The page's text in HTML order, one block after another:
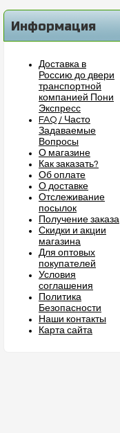
Информация
Доставка в
Россию до двери
транспортной
компанией Пони
Экспресс
FAQ / Часто
Задаваемые
Вопросы
О магазине
Как заказать?
Об оплате
О доставке
Отслеживание
посылок
Получение заказа
Скидки и акции
магазина
Для оптовых
покупателей
Условия
соглашения
Политика
Безопасности
Наши контакты
Карта сайта